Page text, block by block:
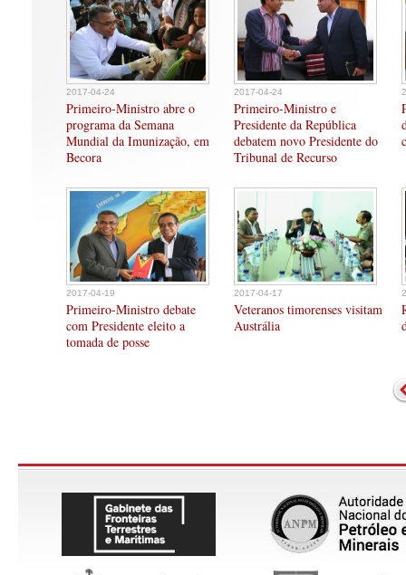
2017-04-24
Primeiro-Ministro abre o
programa da Semana
Mundial da Imunização, em
Becora
2017-04-24
Primeiro-Ministro e
Presidente da República
debatem novo Presidente do
Tribunal de Recurso
2017-04-19
Primeiro-Ministro debate
com Presidente eleito a
tomada de posse
2017-04-17
Veteranos timorenses visitam
Austrália